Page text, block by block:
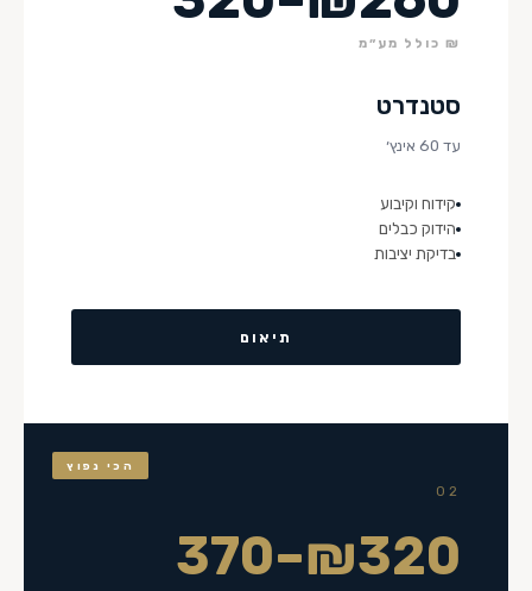
₪ כולל מע״מ
סטנדרט
עד 60 אינץ׳
קידוח וקיבוע
הידוק כבלים
בדיקת יציבות
תיאום
הכי נפוץ
02
₪320–370